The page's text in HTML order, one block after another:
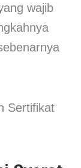
wajib
Sertifikat